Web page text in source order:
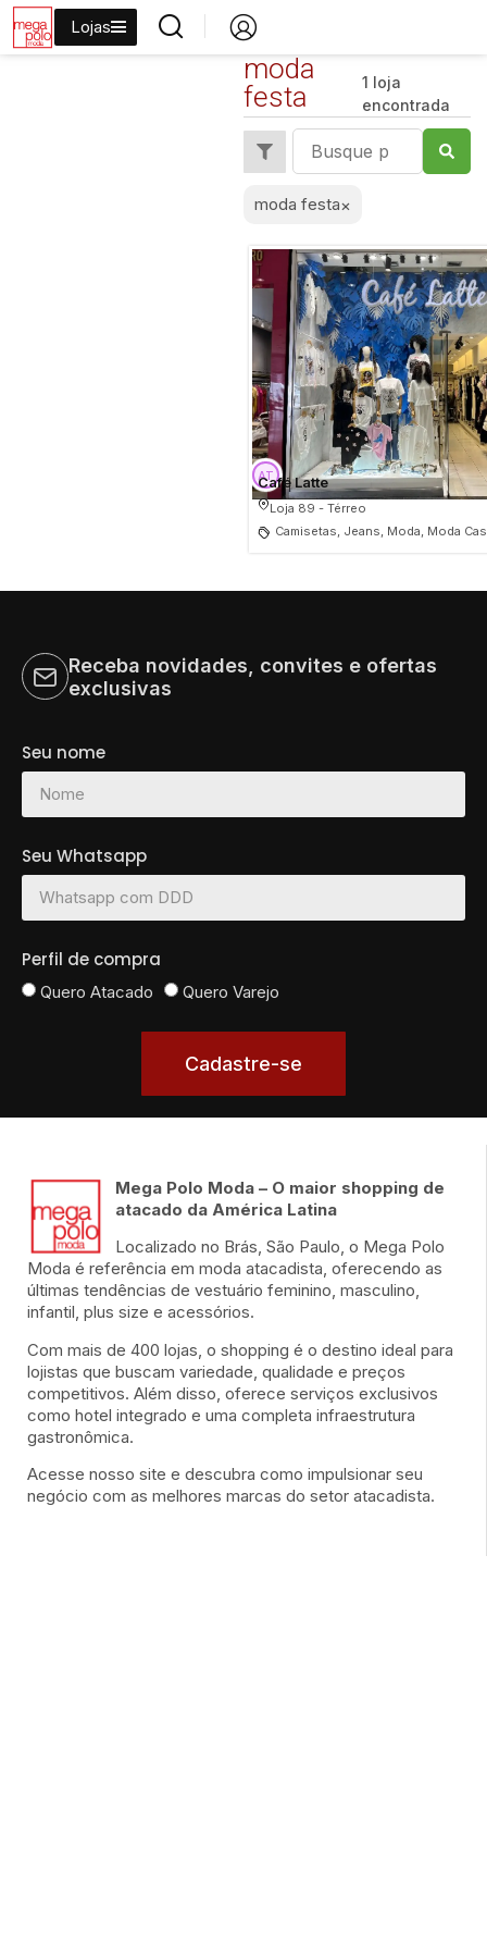
Lojas
moda
festa
1 loja
encontrada
moda festa×
Café Latte
Loja 89 - Térreo
Camisetas, Jeans, Moda, Moda
Receba novidades, convites e ofertas
exclusivas
Seu nome
Seu Whatsapp
Perfil de compra
Quero Atacado Quero Varejo
Cadastre-se
Mega Polo Moda – O maior shopping de
atacado da América Latina
Localizado no Brás, São Paulo, o Mega Polo
Moda é referência em moda atacadista, oferecendo as
últimas tendências de vestuário feminino, masculino,
infantil, plus size e acessórios.
Com mais de 400 lojas, o shopping é o destino ideal para
lojistas que buscam variedade, qualidade e preços
competitivos. Além disso, oferece serviços exclusivos
como hotel integrado e uma completa infraestrutura
gastronômica.
Acesse nosso site e descubra como impulsionar seu
negócio com as melhores marcas do setor atacadista.